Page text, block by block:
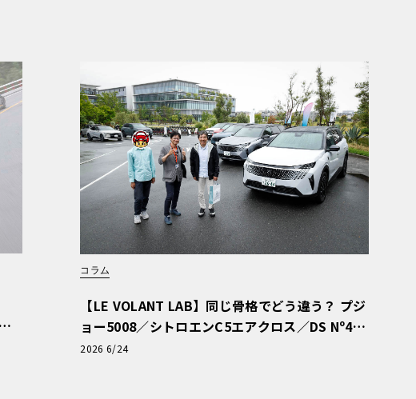
コラム
【LE VOLANT LAB】同じ骨格でどう違う？ プジ
ョー5008／シトロエンC5エアクロス／DS Nº4
読者一気乗りレポート
2026 6/24